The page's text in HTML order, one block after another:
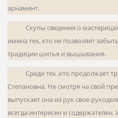
арнамент.
Скупы сведения о мастерицах
имена тех, кто не позволяет
традиции шитья и вышывания.
Среди тех ,кто продолжает
Степановна. Не смотря на свой
выпускает она из рук свое
всегда инте­ресен и